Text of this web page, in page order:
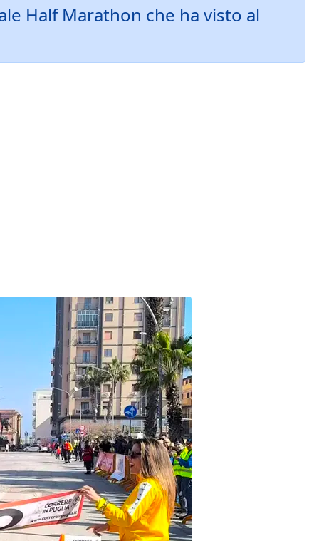
Half Marathon che ha visto al